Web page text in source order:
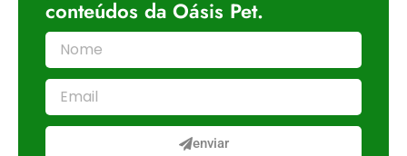
conteúdos da Oásis Pet.
enviar